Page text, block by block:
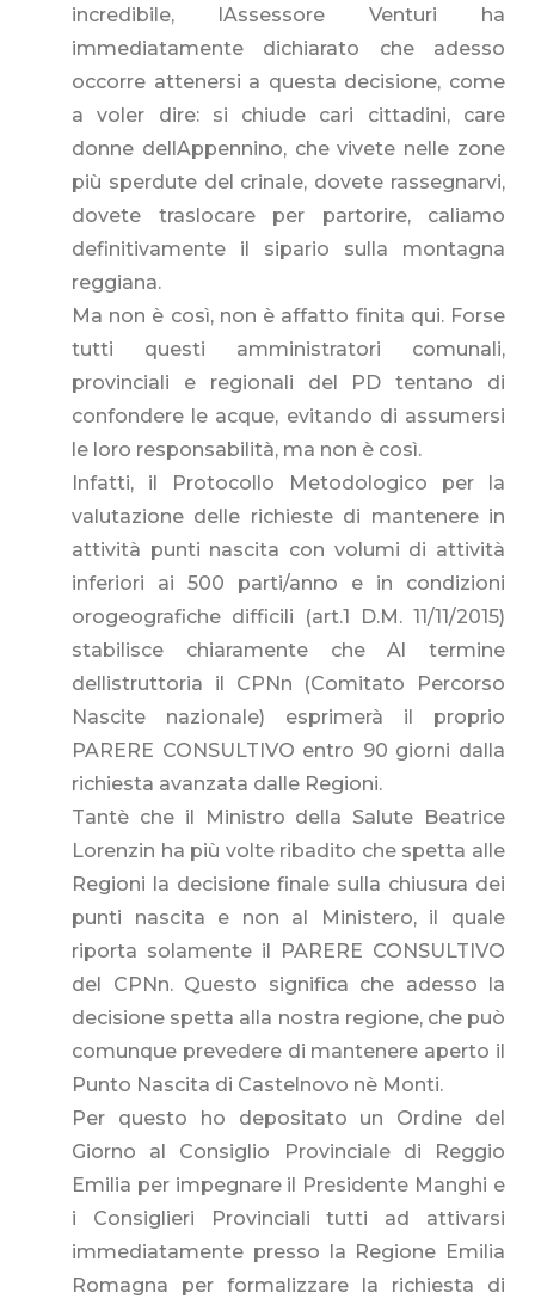
incredibile, lAssessore Venturi ha
immediatamente dichiarato che adesso
occorre attenersi a questa decisione, come
a voler dire: si chiude cari cittadini, care
donne dellAppennino, che vivete nelle zone
più sperdute del crinale, dovete rassegnarvi,
dovete traslocare per partorire, caliamo
definitivamente il sipario sulla montagna
reggiana.
Ma non è così, non è affatto finita qui. Forse
tutti questi amministratori comunali,
provinciali e regionali del PD tentano di
confondere le acque, evitando di assumersi
le loro responsabilità, ma non è così.
Infatti, il Protocollo Metodologico per la
valutazione delle richieste di mantenere in
attività punti nascita con volumi di attività
inferiori ai 500 parti/anno e in condizioni
orogeografiche difficili (art.1 D.M. 11/11/2015)
stabilisce chiaramente che Al termine
dellistruttoria il CPNn (Comitato Percorso
Nascite nazionale) esprimerà il proprio
PARERE CONSULTIVO entro 90 giorni dalla
richiesta avanzata dalle Regioni.
Tantè che il Ministro della Salute Beatrice
Lorenzin ha più volte ribadito che spetta alle
Regioni la decisione finale sulla chiusura dei
punti nascita e non al Ministero, il quale
riporta solamente il PARERE CONSULTIVO
del CPNn. Questo significa che adesso la
decisione spetta alla nostra regione, che può
comunque prevedere di mantenere aperto il
Punto Nascita di Castelnovo nè Monti.
Per questo ho depositato un Ordine del
Giorno al Consiglio Provinciale di Reggio
Emilia per impegnare il Presidente Manghi e
i Consiglieri Provinciali tutti ad attivarsi
immediatamente presso la Regione Emilia
Romagna per formalizzare la richiesta di